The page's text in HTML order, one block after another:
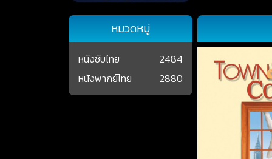
หมวดหมู่
หนังซับไทย
2484
หนังพากย์ไทย
2880